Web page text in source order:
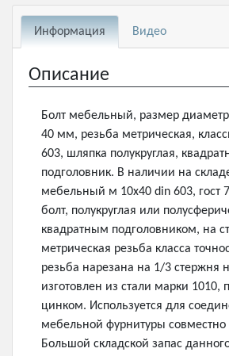
Информация Видео
Описание
Болт мебельный, размер
40 мм, резьба метрическая,
603, шляпка полукруглая,
подголовник. В наличии на
мебельный м 10х40 din 603, гост
болт, полукруглая или
квадратным подголовником, на
метрическая резьба класса
резьба нарезана на 1/3 стержня
изготовлен из стали марки 1010,
цинком. Используется для
мебельной фурнитуры совместно
Большой складской запас